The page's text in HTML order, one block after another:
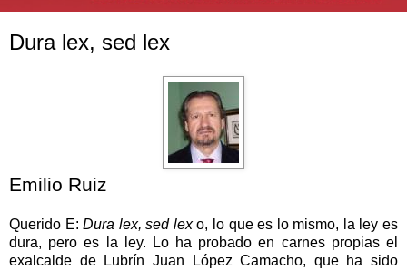
Dura lex, sed lex
Emilio Ruiz
Querido E:Dura lex, sed lexo, lo que es lo mismo, la ley es
dura, pero es la ley. Lo ha probado en carnes propias el
exalcalde de Lubrín Juan López Camacho, que ha sido